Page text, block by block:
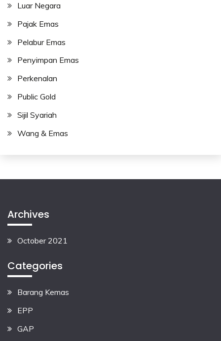
Luar Negara
Pajak Emas
Pelabur Emas
Penyimpan Emas
Perkenalan
Public Gold
Sijil Syariah
Wang & Emas
Archives
October 2021
Categories
Barang Kemas
EPP
GAP